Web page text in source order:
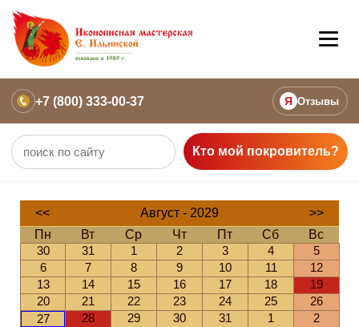
+7 (800) 333-00-37 Я Отзывы
Кто мой покровитель?
<< Август - 2029
>>
Пн
Вт Ср Чт Пт Сб
Вс
30
31 1 2 3 4
5
6
7 8 9 10 11
12
13
14 15 16 17 18
19
20
21 22 23 24 25
26
27
28 29 30 31 1
2